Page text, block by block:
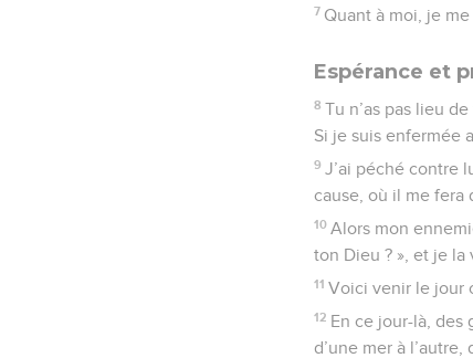
7 Quant à moi, je
Espérance et
8 Tu n’as pas lieu
Si je suis enfermée
9 J’ai péché contre
cause, où il me
10 Alors mon
ton Dieu ? », et je la
11 Voici venir le jour
12 En ce jour-là, des
d’une mer à l’autre,